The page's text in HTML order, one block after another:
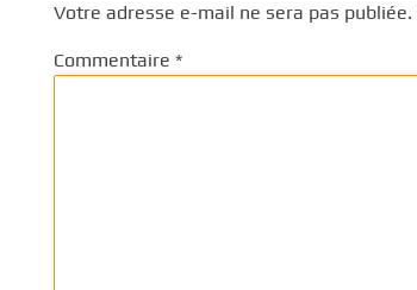
Votre adresse e-mail ne sera pas publiée.
Commentaire *